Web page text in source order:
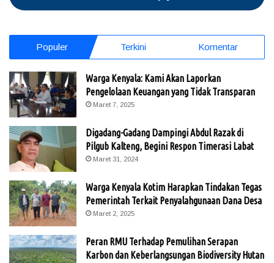
Populer Terkini Komentar
Warga Kenyala: Kami Akan Laporkan
Pengelolaan Keuangan yang Tidak Transparan
Maret 7, 2025
Digadang-Gadang Dampingi Abdul Razak di
Pilgub Kalteng, Begini Respon Timerasi Labat
Maret 31, 2024
Warga Kenyala Kotim Harapkan Tindakan Tegas
Pemerintah Terkait Penyalahgunaan Dana Desa
Maret 2, 2025
Peran RMU Terhadap Pemulihan Serapan
Karbon dan Keberlangsungan Biodiversity Hutan